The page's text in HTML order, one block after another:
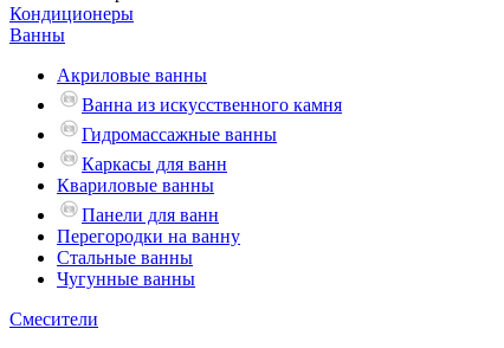
Кондиционеры
Ванны
Акриловые ванны
Ванна из искусственного камня
Гидромассажные ванны
Каркасы для ванн
Квариловые ванны
Панели для ванн
Перегородки на ванну
Стальные ванны
Чугунные ванны
Смесители